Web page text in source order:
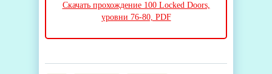
Скачать прохождение 100 Locked Doors,
уровни 76-80, PDF